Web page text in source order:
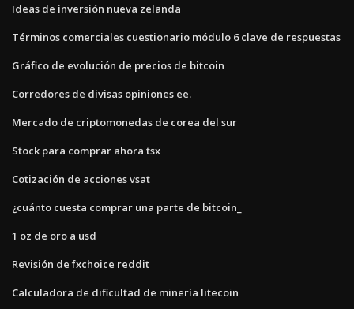
Ideas de inversión nueva zelanda
Términos comerciales cuestionario módulo 6 clave de respuestas
Gráfico de evolución de precios de bitcoin
Corredores de divisas opiniones ee.
Mercado de criptomonedas de corea del sur
Stock para comprar ahora tsx
Cotización de acciones vsat
¿cuánto cuesta comprar una parte de bitcoin_
1 oz de oro a usd
Revisión de fxchoice reddit
Calculadora de dificultad de minería litecoin